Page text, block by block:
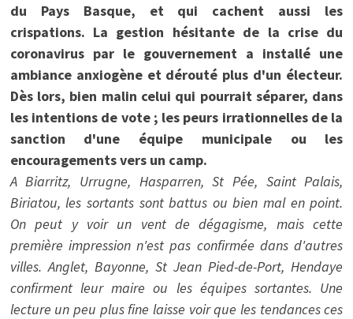
du Pays Basque, et qui cachent aussi les
crispations. La gestion hésitante de la crise du
coronavirus par le gouvernement a installé une
ambiance anxiogène et dérouté plus d'un électeur.
Dès lors, bien malin celui qui pourrait séparer, dans
les intentions de vote ; les peurs irrationnelles de la
sanction d'une équipe municipale ou les
encouragements vers un camp.
A Biarritz, Urrugne, Hasparren, St Pée, Saint Palais,
Biriatou, les sortants sont battus ou bien mal en point.
On peut y voir un vent de dégagisme, mais cette
première impression n'est pas confirmée dans d'autres
villes. Anglet, Bayonne, St Jean Pied-de-Port, Hendaye
confirment leur maire ou les équipes sortantes. Une
lecture un peu plus fine laisse voir que les tendances ces